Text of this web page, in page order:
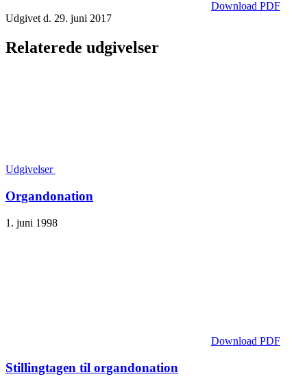
Download PDF
Udgivet d. 29. juni 2017
Relaterede udgivelser
Udgivelser
Organdonation
1. juni 1998
Download PDF
Stillingtagen til organdonation